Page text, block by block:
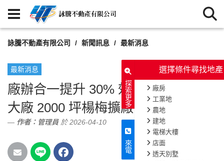
詠騰不動產有限公司 新聞訊息 最新消息
最新消息
廠辦合一提升 30% 效率！拆解紡織
大廠 2000 坪楊梅擴廠佈局
作者： 管理員 於 2026-04-10